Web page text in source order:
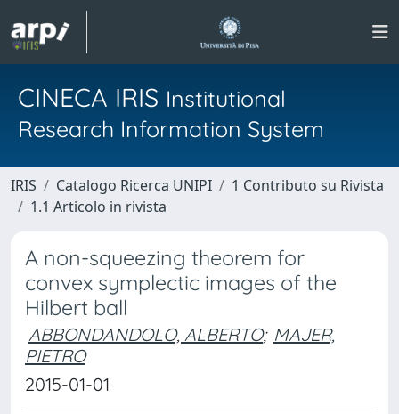
CINECA IRIS Institutional
Research Information System
IRIS Catalogo Ricerca UNIPI
1 Contributo su Rivista
1.1 Articolo in rivista
A non-squeezing theorem for
convex symplectic images of the
Hilbert ball
ABBONDANDOLO, ALBERTO; MAJER,
PIETRO
2015-01-01